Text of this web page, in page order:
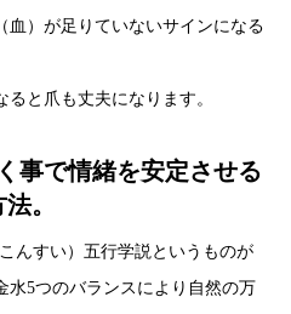
血）が足りていないサインになる
と爪も丈夫になります。
事で情緒を安定させる
。
んすい）五行学説というものが
水5つのバランスにより自然の万